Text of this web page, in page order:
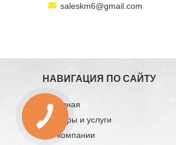
saleskm6@gmail.com
НАВИГАЦИЯ ПО САЙТУ
Главная
Товары и услуги
О компании